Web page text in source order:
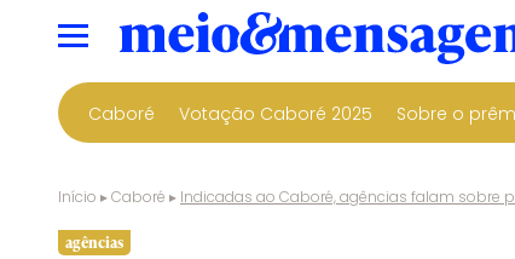
Caboré Votação Caboré 2025 Sobre o
Início ▸Caboré ▸ Indicadas ao Caboré, agências falam sobre
agências